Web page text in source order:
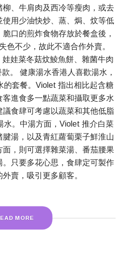
、牛肩肉及西冷等瘦肉，或去
使用少油快炒、蒸、焗、炆等低
口的煎炸食物存放於餐盒後，
色不少，故此不適合作外賣。
娃菜冬菇炆鯪魚餅、雜菌牛肉
。 健康湯水香港人喜歡湯水，
的套餐。Violet 指出相比起含糖
進食多一點蔬菜和攝取更多水
食肆可考慮以蔬菜和其他低脂
水。中湯方面，Violet 推介白菜
湯，以及青紅蘿蔔栗子鮮淮山
，則可選擇雜菜湯、番茄腰果
只要多花心思，食肆定可製作
賣，吸引更多顧客。
MORE